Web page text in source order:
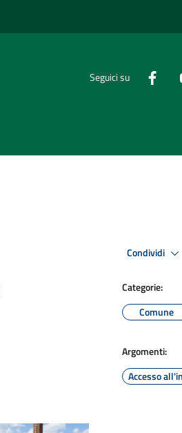
Seguici su
Condividi
Categorie:
Comune
Argomenti:
Accesso